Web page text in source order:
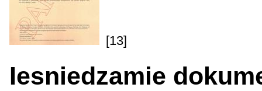
[13]
Iesniedzamie